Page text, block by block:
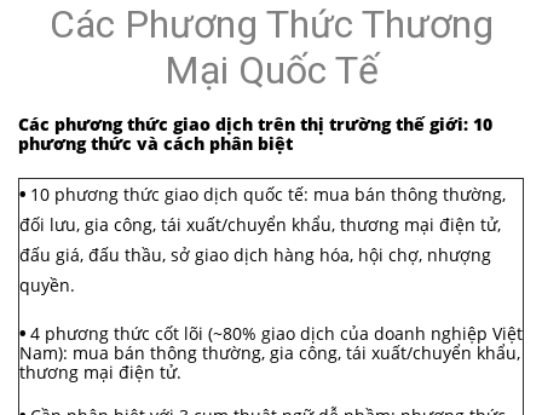
Các Phương Thức Thương
Mại Quốc Tế
Các phương thức giao dịch trên thị trường thế giới: 10
phương thức và cách phân biệt
• 10 phương thức giao dịch quốc tế: mua bán thông thường,
đối lưu, gia công, tái xuất/chuyển khẩu, thương mại điện tử,
đấu giá, đấu thầu, sở giao dịch hàng hóa, hội chợ, nhượng
quyền.
• 4 phương thức cốt lõi (~80% giao dịch của doanh nghiệp Việt
Nam): mua bán thông thường, gia công, tái xuất/chuyển khẩu,
thương mại điện tử.